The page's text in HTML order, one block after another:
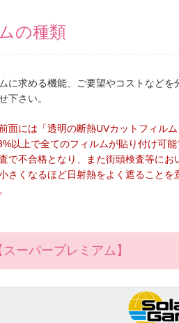
の種類
に求める機能、ご要望やコストなどを
下さい。
面には「透明の断熱UVカットフィル
以上で全てのフィルムが貼り付け可能
で不合格となり、また街頭検査等にお
さくなるほど日射熱をよく遮ること
ーパープレミアム】